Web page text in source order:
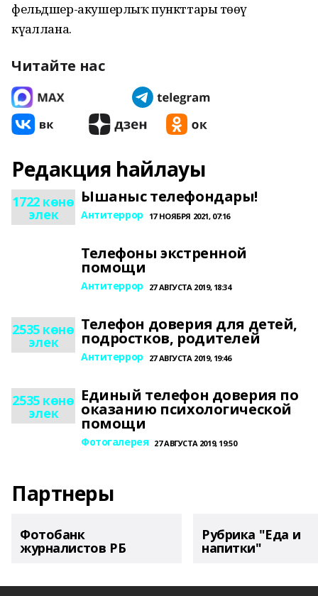
фельдшер-акушерлыҡ пункттары төҙөү
күҙаллана.
Читайте нас
Редакция һайлауы
1722 көнө
элек
Ышаныс телефондары!
Антитеррор 17 НОЯБРЯ 2021, 07:16
Телефоны экстренной
помощи
Антитеррор 27 АВГУСТА 2019, 18:34
2535 көнө
элек
Телефон доверия для детей,
подростков, родителей
Антитеррор 27 АВГУСТА 2019, 19:46
2535 көнө
элек
Единый телефон доверия по
оказанию психологической
помощи
Фотогалерея 27 АВГУСТА 2019, 19:50
Партнеры
Фотобанк
журналистов РБ
Рубрика "Еда и
напитки"